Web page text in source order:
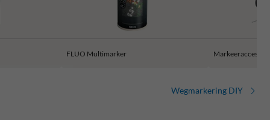
FLUO Multimarker
Wegmarkering DIY